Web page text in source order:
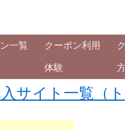
一覧 クーポン利用
体験
サイト一覧（